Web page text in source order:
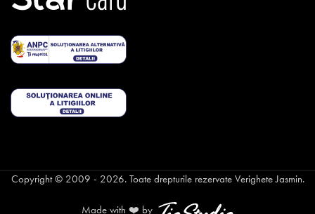
Copyright © 2009 - 2026. Toate drepturile rezervate Verighete Jasmin.
Made with ❤️ by